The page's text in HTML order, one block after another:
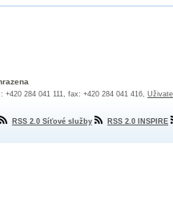
284 041 111, fax: +420 284 041 416,
RSS 2.0 Síťové služby RSS 2.0 INSPIRE